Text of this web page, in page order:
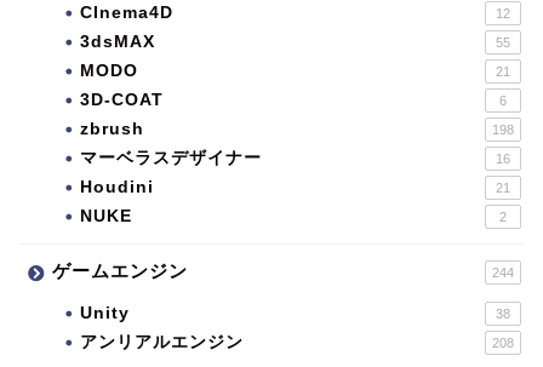
CInema4D 12
3dsMAX 55
MODO 21
3D-COAT 6
zbrush 198
マーベラスデザイナー 16
Houdini 21
NUKE 2
ゲームエンジン 244
Unity 38
アンリアルエンジン 208